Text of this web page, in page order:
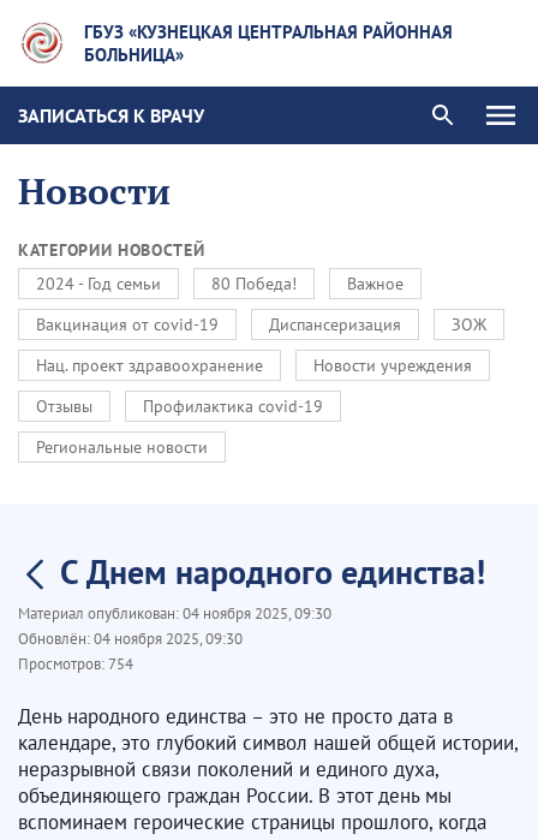
ГБУЗ «КУЗНЕЦКАЯ ЦЕНТРАЛЬНАЯ РАЙОННАЯ
БОЛЬНИЦА»
ЗАПИСАТЬСЯ К ВРАЧУ
Новости
КАТЕГОРИИ НОВОСТЕЙ
2024 - Год семьи
80 Победа!
Важное
Вакцинация от covid-19
Диспансеризация
ЗОЖ
Нац. проект здравоохранение
Новости учреждения
Отзывы
Профилактика covid-19
Региональные новости
С Днем народного единства!
Материал опубликован:04 ноября 2025, 09:30
Обновлён:04 ноября 2025, 09:30
Просмотров:754
День народного единства – это не просто дата в
календаре, это глубокий символ нашей общей истории,
неразрывной связи поколений и единого духа,
объединяющего граждан России. В этот день мы
вспоминаем героические страницы прошлого, когда